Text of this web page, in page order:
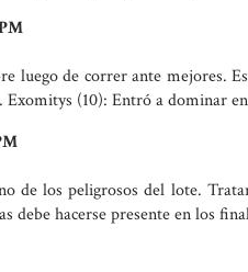
luego de correr ante mejores.
Exomitys (10): Entró a dominar
de los peligrosos del lote.
debe hacerse presente en los